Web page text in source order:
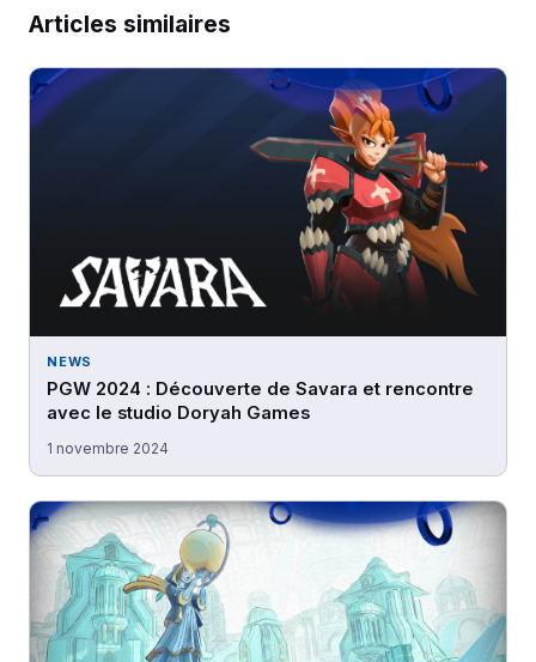
Articles similaires
NEWS
PGW 2024 : Découverte de Savara et rencontre
avec le studio Doryah Games
1 novembre 2024